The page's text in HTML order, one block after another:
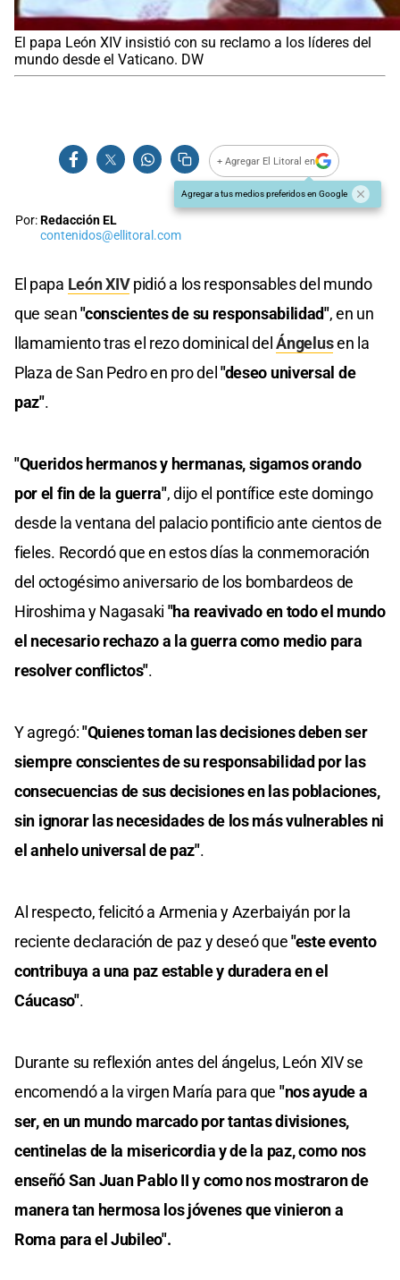
El papa León XIV insistió con su reclamo a los líderes del
mundo desde el Vaticano. DW
+ Agregar El Litoral en
Agregar a tus medios preferidos en Google
Por:Redacción EL
contenidos@ellitoral.com
El papa León XIVpidió a los responsables del mundo
que sean"conscientes de su responsabilidad", en un
llamamiento tras el rezo dominical delÁngelusen la
Plaza de San Pedro en pro del "deseo universal de
paz".
"Queridos hermanos y hermanas, sigamos orando
por el fin de la guerra", dijo el pontífice este domingo
desde la ventana del palacio pontificio ante cientos de
fieles. Recordó que en estos días la conmemoración
del octogésimo aniversario de los bombardeos de
Hiroshima y Nagasaki "ha reavivado en todo el mundo
el necesario rechazo a la guerra como medio para
resolver conflictos".
Y agregó:"Quienes toman las decisiones deben ser
siempre conscientes de su responsabilidad por las
consecuencias de sus decisiones en las poblaciones,
sin ignorar las necesidades de los más vulnerables ni
el anhelo universal de paz".
Al respecto, felicitó a Armenia y Azerbaiyán por la
reciente declaración de paz y deseó que"este evento
contribuya a una paz estable y duradera en el
Cáucaso".
Durante su reflexión antes del ángelus, León XIV se
encomendó a la virgen María para que "nos ayude a
ser, en un mundo marcado por tantas divisiones,
centinelas de la misericordia y de la paz, como nos
enseñó San Juan Pablo II y como nos mostraron de
manera tan hermosa los jóvenes que vinieron a
Roma para el Jubileo".